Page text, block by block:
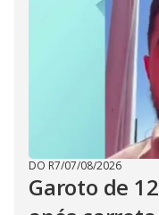
DO R7/07/08/2026
Garoto de